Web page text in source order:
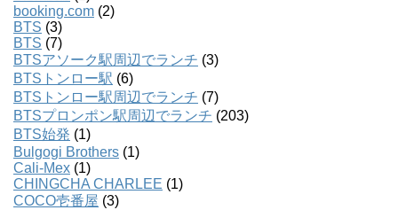
booking.com (2)
BTS (3)
BTS (7)
BTSアソーク駅周辺でランチ (3)
BTSトンロー駅 (6)
BTSトンロー駅周辺でランチ (7)
BTSプロンポン駅周辺でランチ (203)
BTS始発 (1)
Bulgogi Brothers (1)
Cali-Mex (1)
CHINGCHA CHARLEE (1)
COCO壱番屋 (3)